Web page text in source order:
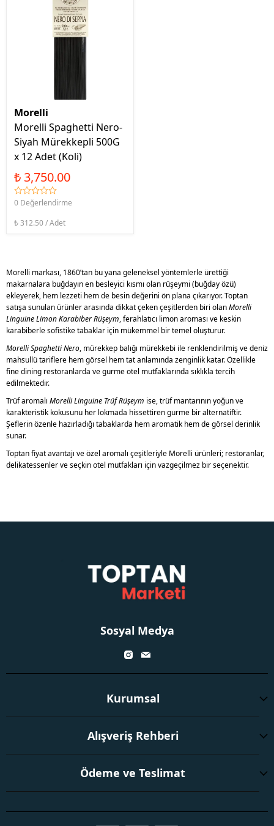
Morelli
Morelli Spaghetti Nero-
Siyah Mürekkepli 500G
x 12 Adet (Koli)
₺ 3,750.00
0 Değerlendirme
₺ 312.50 / Adet
Morelli markası, 1860’tan bu yana geleneksel yöntemlerle ürettiği
makarnalara buğdayın en besleyici kısmı olan rüşeymi (buğday özü)
ekleyerek, hem lezzeti hem de besin değerini ön plana çıkarıyor. Toptan
satışa sunulan ürünler arasında dikkat çeken çeşitlerden biri olanMorelli
Linguine Limon Karabiber Rüşeym, ferahlatıcı limon aroması ve keskin
karabiberle sofistike tabaklar için mükemmel bir temel oluşturur.
Morelli Spaghetti Nero, mürekkep balığı mürekkebi ile renklendirilmiş ve deniz
mahsullü tariflere hem görsel hem tat anlamında zenginlik katar. Özellikle
fine dining restoranlarda ve gurme otel mutfaklarında sıklıkla tercih
edilmektedir.
Trüf aromalı Morelli Linguine Trüf Rüşeym ise, trüf mantarının yoğun ve
karakteristik kokusunu her lokmada hissettiren gurme bir alternatiftir.
Şeflerin özenle hazırladığı tabaklarda hem aromatik hem de görsel derinlik
sunar.
Toptan fiyat avantajı ve özel aromalı çeşitleriyle Morelli ürünleri; restoranlar,
delikatessenler ve seçkin otel mutfakları için vazgeçilmez bir seçenektir.
Sosyal Medya
Kurumsal
Alışveriş Rehberi
Ödeme ve Teslimat